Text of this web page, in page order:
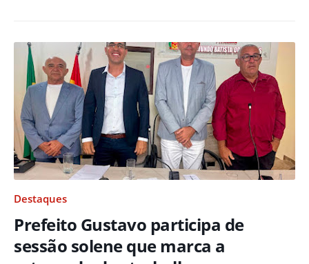
Destaques
Prefeito Gustavo participa de
sessão solene que marca a